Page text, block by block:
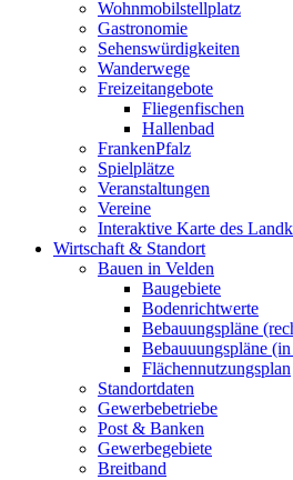
Wohnmobilstellplatz
Gastronomie
Sehenswürdigkeiten
Wanderwege
Freizeitangebote
Fliegenfischen
Hallenbad
FrankenPfalz
Spielplätze
Veranstaltungen
Vereine
Interaktive Karte des
Wirtschaft & Standort
Bauen in Velden
Baugebiete
Bodenrichtwerte
Bebauungspläne
Bebauuungspläne
Flächennutzungsplan
Standortdaten
Gewerbebetriebe
Post & Banken
Gewerbegebiete
Breitband